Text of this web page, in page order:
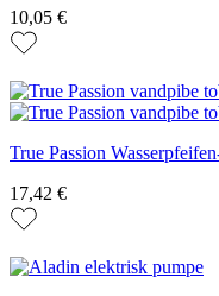
10,05 €
True Passion
17,42 €